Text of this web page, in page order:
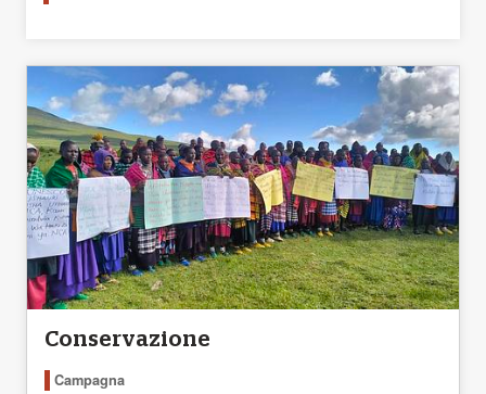
Conservazione
Campagna